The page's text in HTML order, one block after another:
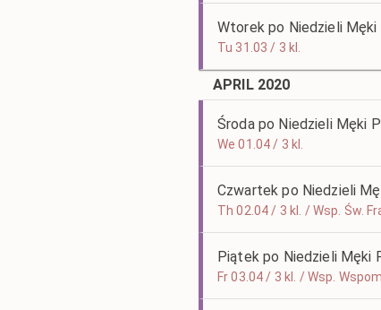
Wtorek po Niedzieli Męki
Tu 31.03 / 3 kl.
APRIL 2020
Środa po Niedzieli Męki
We 01.04 / 3 kl.
Czwartek po Niedzieli
Th 02.04 / 3 kl. / Wsp. Św.
Piątek po Niedzieli Męki
Fr 03.04 / 3 kl. / Wsp.